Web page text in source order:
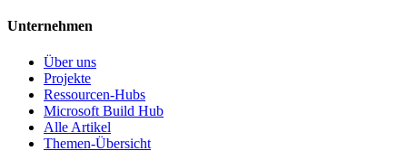
Unternehmen
Über uns
Projekte
Ressourcen-Hubs
Microsoft Build Hub
Alle Artikel
Themen-Übersicht